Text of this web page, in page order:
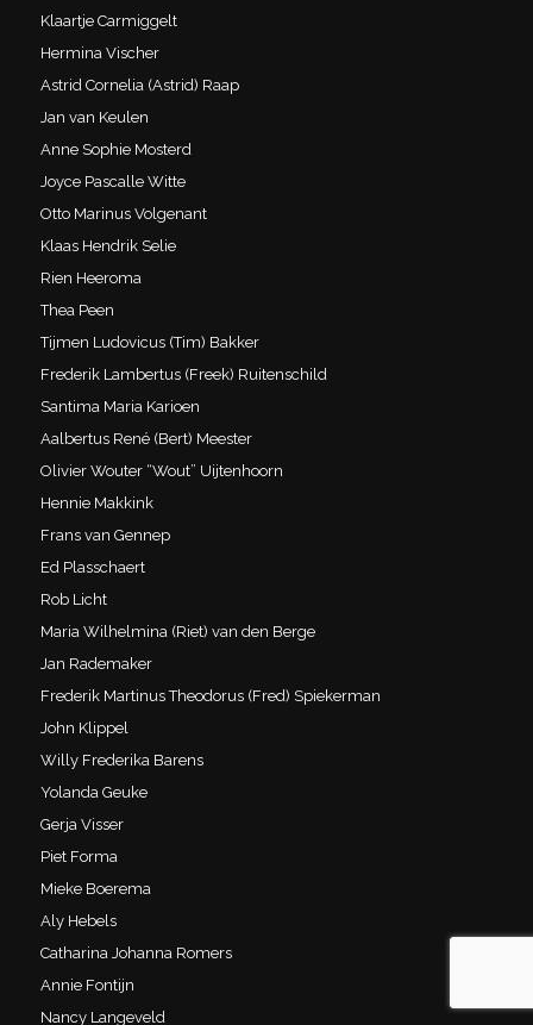
Klaartje Carmiggelt
Hermina Vischer
Astrid Cornelia (Astrid) Raap
Jan van Keulen
Anne Sophie Mosterd
Joyce Pascalle Witte
Otto Marinus Volgenant
Klaas Hendrik Selie
Rien Heeroma
Thea Peen
Tijmen Ludovicus (Tim) Bakker
Frederik Lambertus (Freek) Ruitenschild
Santima Maria Karioen
Aalbertus René (Bert) Meester
Olivier Wouter “Wout” Uijtenhoorn
Hennie Makkink
Frans van Gennep
Ed Plasschaert
Rob Licht
Maria Wilhelmina (Riet) van den Berge
Jan Rademaker
Frederik Martinus Theodorus (Fred) Spiekerman
John Klippel
Willy Frederika Barens
Yolanda Geuke
Gerja Visser
Piet Forma
Mieke Boerema
Aly Hebels
Catharina Johanna Romers
Annie Fontijn
Nancy Langeveld